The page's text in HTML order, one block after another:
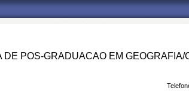
POS-GRADUACAO EM GEOGRAFIA/